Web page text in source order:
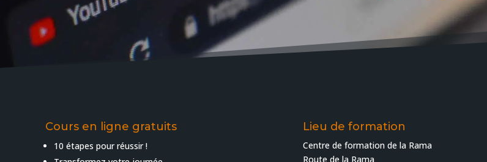
Cours en ligne gratuits
10 étapes pour réussir !
Lieu de formation
Centre de formation de la Rama
Route de la Rama